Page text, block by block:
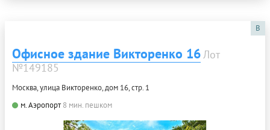
B
Офисное здание Викторенко 16Лот
№149185
Москва, улица Викторенко, дом 16, стр. 1
м. Аэропорт 8 мин. пешком